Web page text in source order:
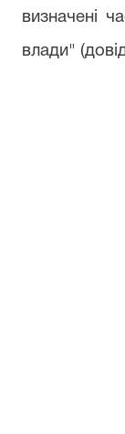
визначені
влади"